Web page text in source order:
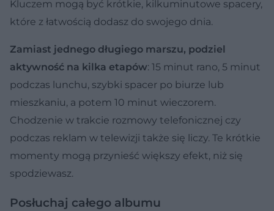
Kluczem mogą być krótkie, kilkuminutowe spacery,
które z łatwością dodasz do swojego dnia.
Zamiast jednego długiego marszu, podziel
aktywność na kilka etapów: 15 minut rano, 5 minut
podczas lunchu, szybki spacer po biurze lub
mieszkaniu, a potem 10 minut wieczorem.
Chodzenie w trakcie rozmowy telefonicznej czy
podczas reklam w telewizji także się liczy. Te krótkie
momenty mogą przynieść większy efekt, niż się
spodziewasz.
Posłuchaj całego albumu